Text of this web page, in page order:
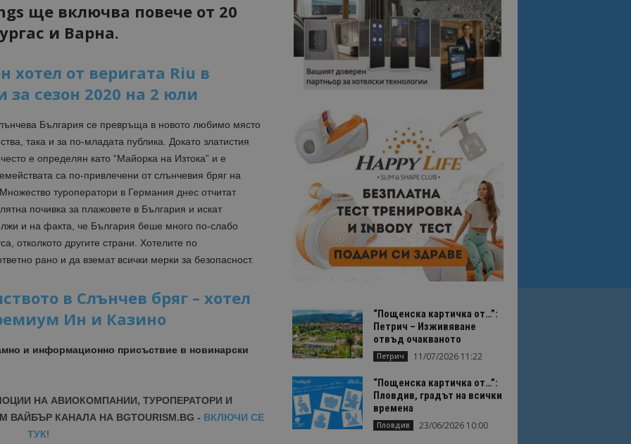
ще включва повече от 20
и Варна.
хотел от веригата Riu в
за сезон 2020 на 2 юли
България се превръща в новото любимо място
така и за по-младата публика. Докато златистия
е определян като “Майорка на Изтока” и е
са по-привлечени от слънчевия бряг на
туроператори в Германия днес отчитат
почивка за плажовете в България и искат
и на факта, че България беше много по-слабо
отколкото другите страни. Хотелите по
рано и да вземат всички мерки за безопасност.
в Слънчев бряг – хотел
Ин и Казино
и информационно присъствие в новинарски
НА АВИОКОМПАНИИ, ТУРОПЕРАТОРИ И
КАНАЛА НА BGTOURISM.BG - ВКЛЮЧИ СЕ
ТУК!
“Пощенска картичка от…”:
Петрич – Изживяване
отвъд очакваното
Петрич 11/07/2026 11:22
“Пощенска картичка от…”:
Пловдив, градът на всички
времена
Пловдив 23/06/2026 10:00